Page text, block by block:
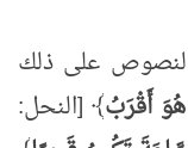
على ذلك
هُوَ أَقْرَبُ﴾ [النحل: